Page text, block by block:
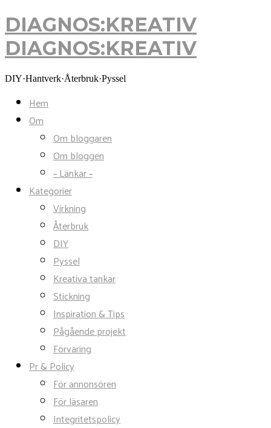
DIAGNOS:KREATIV
DIAGNOS:KREATIV
DIY·Hantverk·Återbruk·Pyssel
Hem
Om
Om bloggaren
Om bloggen
~ Länkar ~
Kategorier
Virkning
Återbruk
DIY
Pyssel
Kreativa tankar
Stickning
Inspiration & Tips
Pågående projekt
Förvaring
Pr & Policy
För annonsören
För läsaren
Integritetspolicy